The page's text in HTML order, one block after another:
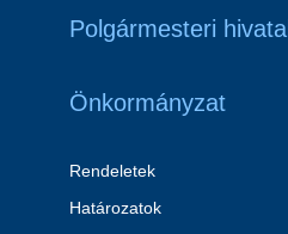
Polgármesteri hivatal
Önkormányzat
Rendeletek
Határozatok